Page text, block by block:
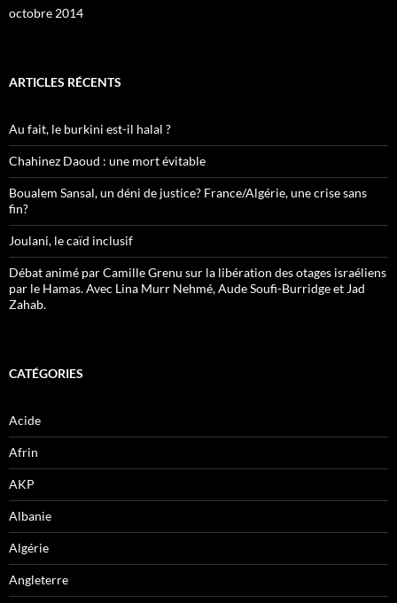
octobre 2014
ARTICLES RÉCENTS
Au fait, le burkini est-il halal ?
Chahinez Daoud : une mort évitable
Boualem Sansal, un déni de justice? France/Algérie, une crise sans
fin?
Joulani, le caïd inclusif
Débat animé par Camille Grenu sur la libération des otages israéliens
par le Hamas. Avec Lina Murr Nehmé, Aude Soufi-Burridge et Jad
Zahab.
CATÉGORIES
Acide
Afrin
AKP
Albanie
Algérie
Angleterre